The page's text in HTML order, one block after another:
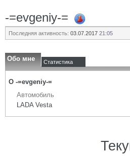
-=evgeniy-=
Последняя активность: 03.07.2017 21:05
Обо мне Статистика
О -=evgeniy-=
Автомобиль
LADA Vesta